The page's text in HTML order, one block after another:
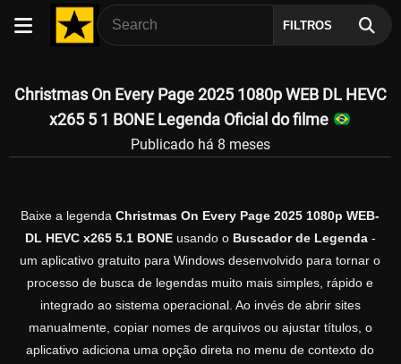
FILTROS
Christmas On Every Page 2025 1080p WEB DL HEVC
x265 5 1 BONE Legenda Oficial do filme
Publicado há 8 meses
Baixe a legenda Christmas On Every Page 2025 1080p WEB-
DL HEVC x265 5.1 BONEusando o Buscador de Legenda-
um aplicativo gratuito para Windows desenvolvido para tornar o
processo de busca de legendas muito mais simples, rápido e
integrado ao sistema operacional. Ao invés de abrir sites
manualmente, copiar nomes de arquivos ou ajustar títulos, o
aplicativo adiciona uma opção direta no menu de contexto do